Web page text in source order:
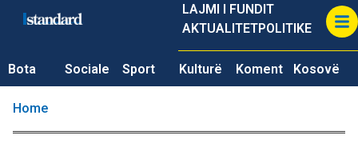
LAJMI I FUNDIT
AKTUALITETPOLITIKE
Bota Sociale Sport Kulturë Koment Kosovë
Home